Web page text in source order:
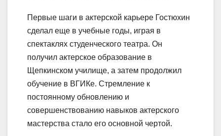
Первые шаги в актерской карьере Гостюхин
сделал еще в учебные годы, играя в
спектаклях студенческого театра. Он
получил актерское образование в
Щепкинском училище, а затем продолжил
обучение в ВГИКе. Стремление к
постоянному обновлению и
совершенствованию навыков актерского
мастерства стало его основной чертой.